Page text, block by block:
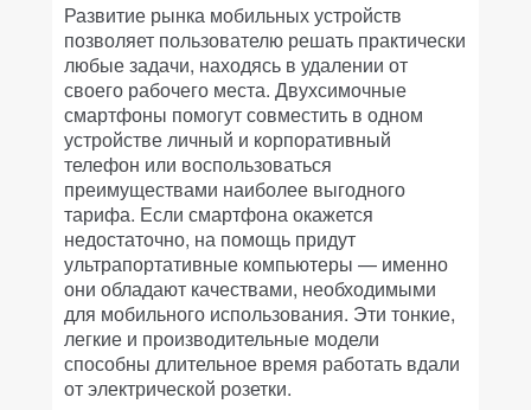
Развитие рынка мобильных устройств
позволяет пользователю решать практически
любые задачи, находясь в удалении от
своего рабочего места. Двухсимочные
смартфоны помогут совместить в одном
устройстве личный и корпоративный
телефон или воспользоваться
преимуществами наиболее выгодного
тарифа. Если смартфона окажется
недостаточно, на помощь придут
ультрапортативные компьютеры — именно
они обладают качествами, необходимыми
для мобильного использования. Эти тонкие,
легкие и производительные модели
способны длительное время работать вдали
от электрической розетки.